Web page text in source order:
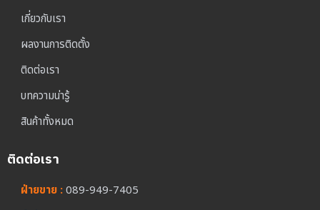
เกี่ยวกับเรา
ผลงานการติดตั้ง
ติดต่อเรา
บทความน่ารู้
สินค้าทั้งหมด
ติดต่อเรา
ฝ่ายขาย :089-949-7405